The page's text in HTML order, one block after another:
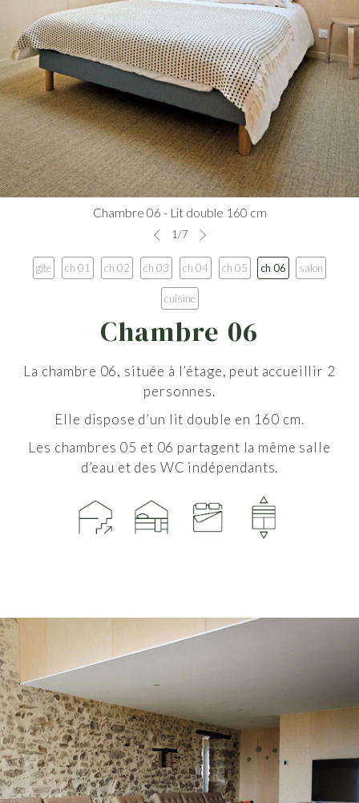
Chambre 06 - Lit double 160 cm
1/7
gîte ch 01 ch 02 ch 03 ch 04 ch 05 ch 06 salon
cuisine
Chambre 06
La chambre 06, située à l’étage, peut accueillir 2
personnes.
Elle dispose d’un lit double en 160 cm.
Les chambres 05 et 06 partagent la même salle
d’eau et des WC indépendants.